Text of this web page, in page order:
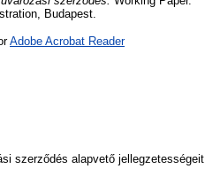
Budapest.
Adobe Acrobat Reader
szerződés alapvető jellegzetességeit